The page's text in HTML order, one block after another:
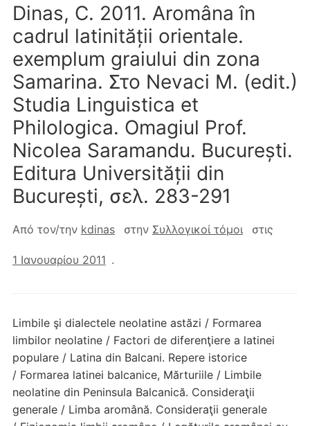
Dinas, C. 2011. Aromâna în
cadrul latinității orientale.
exemplum graiului din zona
Samarina. Στο Nevaci M. (edit.)
Studia Linguistica et
Philologica. Omagiul Prof.
Nicolea Saramandu. București.
Editura Universității din
București, σελ. 283-291
Από τον/την kdinas στην Συλλογικοί τόμοι στις
1 Ιανουαρίου 2011 .
Limbile şi dialectele neolatine astăzi / Formarea
limbilor neolatine / Factori de diferenţiere a latinei
populare / Latina din Balcani. Repere istorice
/ Formarea latinei balcanice, Mărturiile / Limbile
neolatine din Peninsula Balcanică. Consideraţii
generale / Limba aromână. Consideraţii generale